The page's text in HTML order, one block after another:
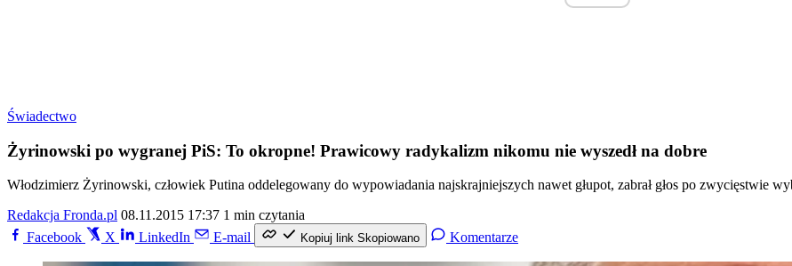
Świadectwo
Żyrinowski po wygranej PiS: To okropne! Prawicowy radykalizm nikomu nie wyszedł na dobre
Włodzimierz Żyrinowski, człowiek Putina oddelegowany do wypowiadania najskrajniejszych nawet głupot, zabrał głos po zwycięstwie
Redakcja Fronda.pl 08.11.2015 17:37 1 min czytania
Facebook
X LinkedIn E-mail Kopiuj link Skopiowano Komentarze